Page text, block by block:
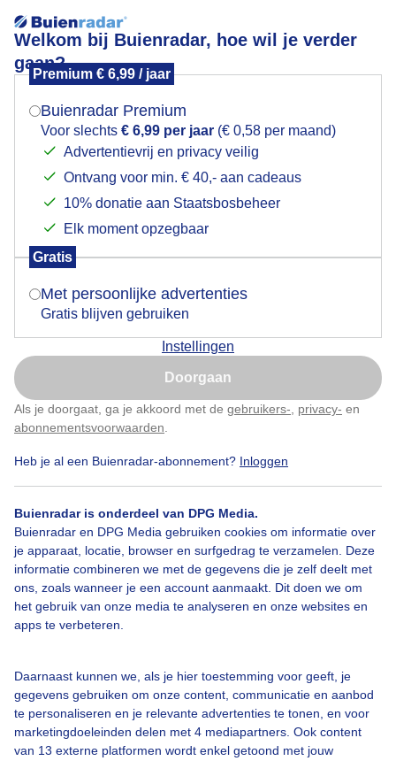
Welkom bij Buienradar, hoe wil je verder
gaan?
Premium € 6,99 / jaar
Buienradar Premium
Voor slechts € 6,99 per jaar (€ 0,58 per maand)
Advertentievrij en privacy veilig
Ontvang voor min. € 40,- aan cadeaus
10% donatie aan Staatsbosbeheer
Elk moment opzegbaar
Gratis
Met persoonlijke advertenties
Gratis blijven gebruiken
Instellingen
Doorgaan
Als je doorgaat, ga je akkoord met de gebruikers- privacy- en
abonnementsvoorwaarden
Heb je al een Buienradar-abonnement? Inloggen
Buienradar is onderdeel van DPG Media.
Buienradar en DPG Media gebruiken cookies om informatie over
je apparaat, locatie, browser en surfgedrag te verzamelen. Deze
informatie combineren we met de gegevens die je zelf deelt met
ons, zoals wanneer je een account aanmaakt. Dit doen we om
het gebruik van onze media te analyseren en onze websites en
apps te verbeteren.
Daarnaast kunnen we, als je hier toestemming voor geeft, je
gegevens gebruiken om onze content, communicatie en aanbod
te personaliseren en je relevante advertenties te tonen, en voor
marketingdoeleinden delen met 4 mediapartners. Ook content
van 13 externe platformen wordt enkel getoond met jouw
Zonsopkomst
Door: Tonny de Vries Gemaakt: 08-06-2026, 29x bekeken
Een moment geduld aub...
Over Buienradar
Mogen we je locatie gebruiken voor het
Indien je hier nog geen akkoord op hebt gegeven,
verschijnt er zo een pop-up uit je browser waarin
Is goed, toon de popup
Nu niet, misschien later
Klik hierom dit aan te passen